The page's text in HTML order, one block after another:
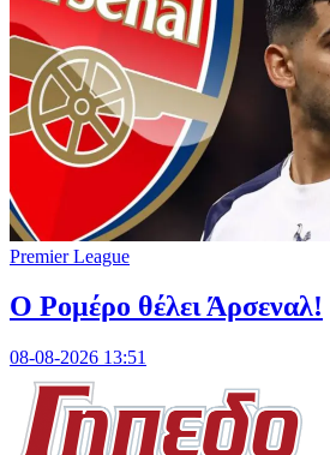
Premier League
Ο Ρομέρο θέλει Άρσεναλ!
08-08-2026 13:51